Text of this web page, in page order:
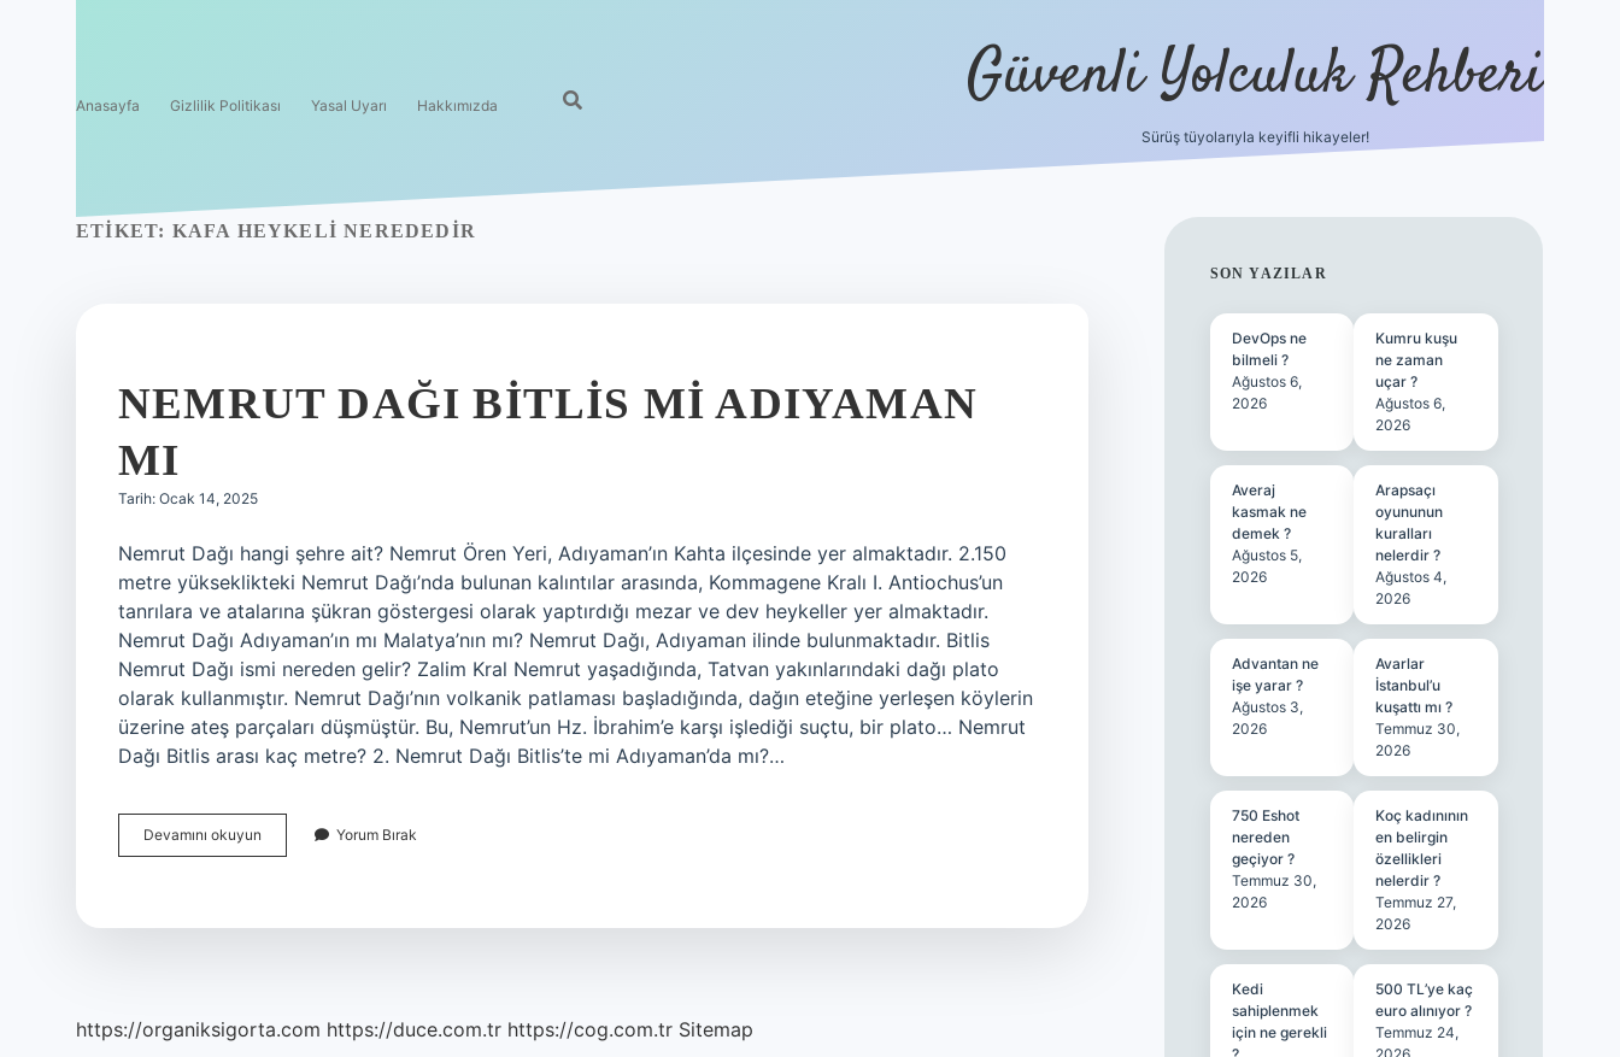
Anasayfa Gizlilik Politikası Yasal Uyarı Hakkımızda Güvenli Yolculuk Rehberi
Sürüş tüyolarıyla keyifli hikayeler!
ETIKET: KAFA HEYKELI NEREDEDIR
NEMRUT DAĞI BITLIS MI ADIYAMAN
MI
Tarih: Ocak 14, 2025
Nemrut Dağı hangi şehre ait? Nemrut Ören Yeri, Adıyaman’ın Kahta ilçesinde yer almaktadır. 2.150
metre yükseklikteki Nemrut Dağı’nda bulunan kalıntılar arasında, Kommagene Kralı I. Antiochus’un
tanrılara ve atalarına şükran göstergesi olarak yaptırdığı mezar ve dev heykeller yer almaktadır.
Nemrut Dağı Adıyaman’ın mı Malatya’nın mı? Nemrut Dağı, Adıyaman ilinde bulunmaktadır. Bitlis
Nemrut Dağı ismi nereden gelir? Zalim Kral Nemrut yaşadığında, Tatvan yakınlarındaki dağı plato
olarak kullanmıştır. Nemrut Dağı’nın volkanik patlaması başladığında, dağın eteğine yerleşen köylerin
üzerine ateş parçaları düşmüştür. Bu, Nemrut’un Hz. İbrahim’e karşı işlediği suçtu, bir plato… Nemrut
Dağı Bitlis arası kaç metre? 2. Nemrut Dağı Bitlis’te mi Adıyaman’da mı?…
Devamını okuyun
Dağı
Yorum Bırak
https://organiksigorta.com https://duce.com.tr https://cog.com.tr Sitemap
SIDEBAR
SON YAZILAR
DevOps ne
bilmeli ?
Ağustos 6,
2026
Kumru kuşu
ne zaman
uçar ?
Ağustos 6,
2026
Averaj
kasmak ne
demek ?
Ağustos 5,
2026
Arapsaçı
oyununun
kuralları
nelerdir ?
Ağustos 4,
2026
Advantan ne
işe yarar ?
Ağustos 3,
2026
Avarlar
İstanbul’u
kuşattı mı ?
Temmuz 30,
2026
750 Eshot
nereden
geçiyor ?
Temmuz 30,
2026
Koç kadınının
en belirgin
özellikleri
nelerdir ?
Temmuz 27,
2026
Kedi
sahiplenmek
için ne gerekli
500 TL’ye kaç
euro alınıyor ?
Temmuz 24,
grandoperabet